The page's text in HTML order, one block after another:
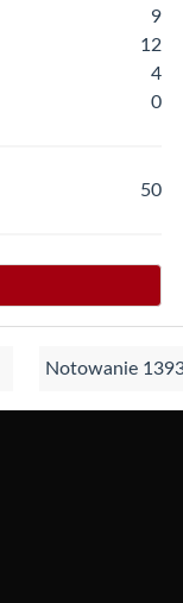
9
12
4
0
50
Notowanie